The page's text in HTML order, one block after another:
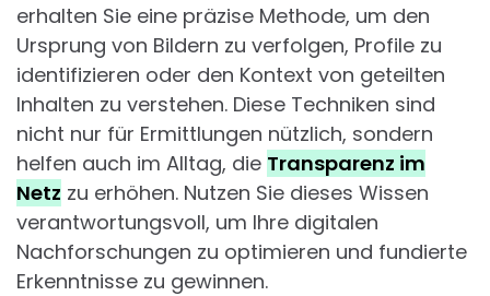
erhalten Sie eine präzise Methode, um den
Ursprung von Bildern zu verfolgen, Profile zu
identifizieren oder den Kontext von geteilten
Inhalten zu verstehen. Diese Techniken sind
nicht nur für Ermittlungen nützlich, sondern
helfen auch im Alltag, die Transparenz im
Netz zu erhöhen. Nutzen Sie dieses Wissen
verantwortungsvoll, um Ihre digitalen
Nachforschungen zu optimieren und fundierte
Erkenntnisse zu gewinnen.